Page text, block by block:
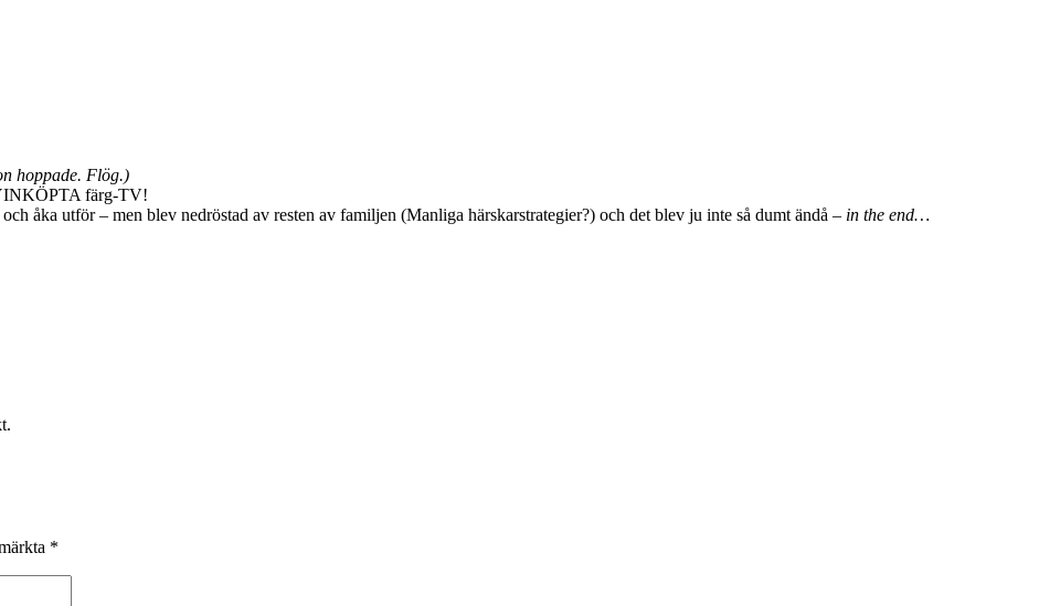
hoppade. Flög.)
färg-TV!
åka utför – men blev nedröstad av resten av familjen (Manliga härskarstrategier?) och det blev ju inte så dumt ändå – in the end…
*